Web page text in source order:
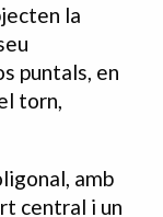
la
puntals, en
torn,
amb
central i un